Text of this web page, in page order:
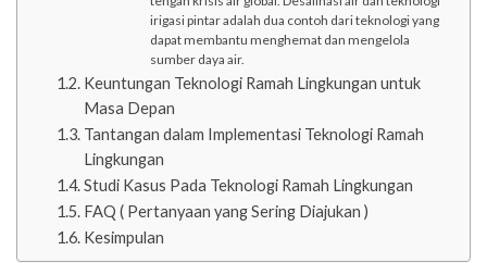
irigasi pintar adalah dua contoh dari teknologi yang
dapat membantu menghemat dan mengelola
sumber daya air.
Keuntungan Teknologi Ramah Lingkungan untuk
Masa Depan
Tantangan dalam Implementasi Teknologi Ramah
Lingkungan
Studi Kasus Pada Teknologi Ramah Lingkungan
FAQ ( Pertanyaan yang Sering Diajukan )
Kesimpulan